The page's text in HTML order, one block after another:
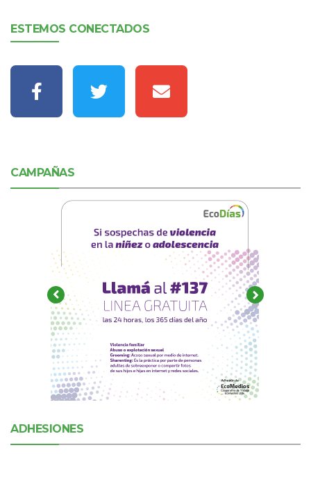
ESTEMOS CONECTADOS
CAMPAÑAS
ADHESIONES